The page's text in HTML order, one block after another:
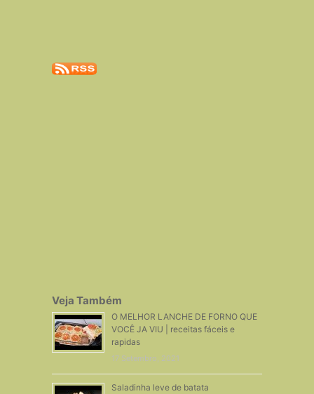
Veja Também
O MELHOR LANCHE DE FORNO QUE
VOCÊ JA VIU | receitas fáceis e
rapidas
17 Setembro, 2021
Saladinha leve de batata